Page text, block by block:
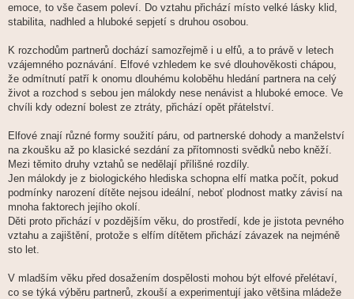
emoce, to vše časem poleví. Do vztahu přichází místo velké lásky klid,
stabilita, nadhled a hluboké sepjetí s druhou osobou.
K rozchodům partnerů dochází samozřejmě i u elfů, a to právě v letech
vzájemného poznávání. Elfové vzhledem ke své dlouhověkosti chápou,
že odmítnutí patří k onomu dlouhému koloběhu hledání partnera na celý
život a rozchod s sebou jen málokdy nese nenávist a hluboké emoce. Ve
chvíli kdy odezní bolest ze ztráty, přichází opět přátelství.
Elfové znají různé formy soužití páru, od partnerské dohody a manželství
na zkoušku až po klasické sezdání za přítomnosti svědků nebo kněží.
Mezi těmito druhy vztahů se nedělají přílišné rozdíly.
Jen málokdy je z biologického hlediska schopna elfí matka počít, pokud
podmínky narození dítěte nejsou ideální, neboť plodnost matky závisí na
mnoha faktorech jejího okolí.
Děti proto přichází v pozdějším věku, do prostředí, kde je jistota pevného
vztahu a zajištění, protože s elfím dítětem přichází závazek na nejméně
sto let.
V mladším věku před dosažením dospělosti mohou být elfové přelétaví,
co se týká výběru partnerů, zkouší a experimentují jako většina mládeže